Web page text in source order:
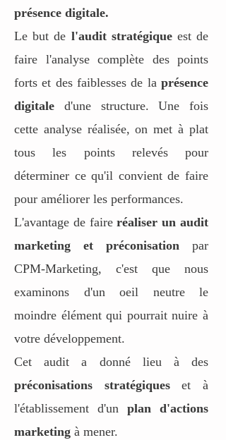
présence digitale.
Le but de l'audit stratégiqueest de
faire l'analyse complète des points
forts et des faiblesses de laprésence
digitale d'une structure. Une fois
cette analyse réalisée, on met à plat
tous les points relevés pour
déterminer ce qu'il convient de faire
pour améliorer les performances.
L'avantage de faireréaliser un audit
marketing et préconisation par
CPM-Marketing, c'est que nous
examinons d'un oeil neutre le
moindre élément qui pourrait nuire à
votre développement.
Cet audit a donné lieu à des
préconisations stratégiqueset à
l'établissement d'un plan d'actions
marketing à mener.